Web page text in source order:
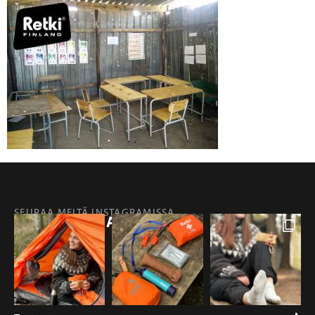
SEURAA MEITÄ INSTAGRAMISSA
@RETKIFINLAND